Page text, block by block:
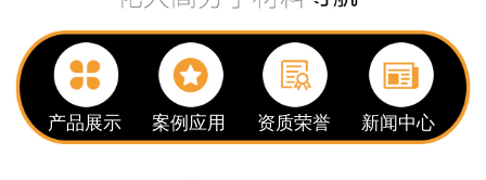
产品展示 案例应用 资质荣誉 新闻中心